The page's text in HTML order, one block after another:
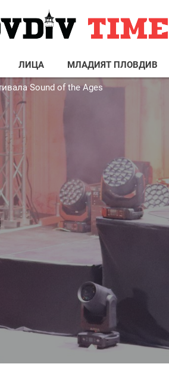
ЛИЦА МЛАДИЯТ ПЛОВДИВ
Sound of the Ages